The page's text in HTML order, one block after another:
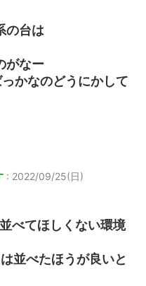
の台は
がなー
かなのどうにかして
: 2022/09/25(日)
べてほしくない環境
並べたほうが良いと